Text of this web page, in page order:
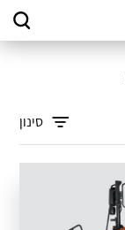
סינון